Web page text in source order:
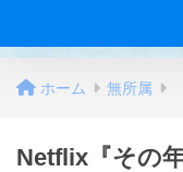
ホーム 無所属
Netflix『その